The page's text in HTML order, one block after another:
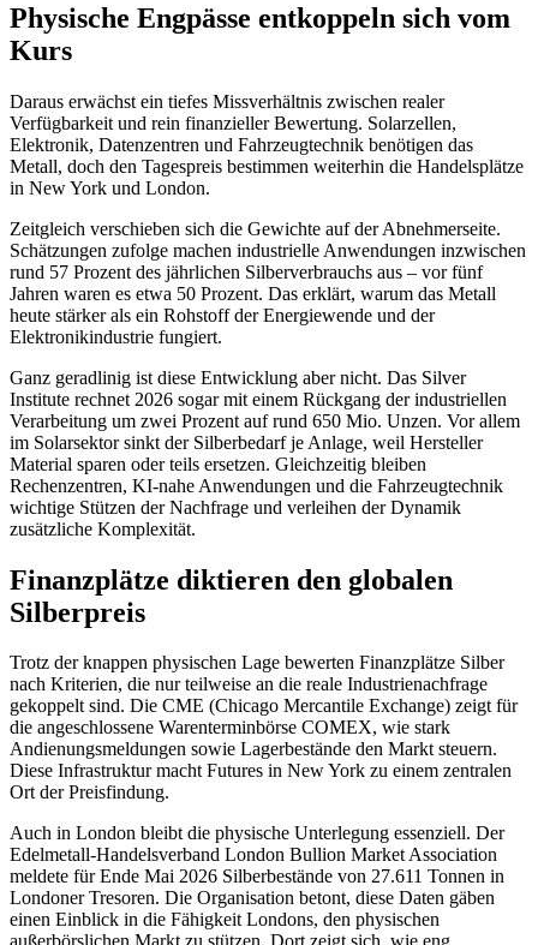
Physische Engpässe entkoppeln sich vom
Kurs
Daraus erwächst ein tiefes Missverhältnis zwischen realer
Verfügbarkeit und rein finanzieller Bewertung. Solarzellen,
Elektronik, Datenzentren und Fahrzeugtechnik benötigen das
Metall, doch den Tagespreis bestimmen weiterhin die Handelsplätze
in New York und London.
Zeitgleich verschieben sich die Gewichte auf der Abnehmerseite.
Schätzungen zufolge machen industrielle Anwendungen inzwischen
rund 57 Prozent des jährlichen Silberverbrauchs aus – vor fünf
Jahren waren es etwa 50 Prozent. Das erklärt, warum das Metall
heute stärker als ein Rohstoff der Energiewende und der
Elektronikindustrie fungiert.
Ganz geradlinig ist diese Entwicklung aber nicht. Das Silver
Institute rechnet 2026 sogar mit einem Rückgang der industriellen
Verarbeitung um zwei Prozent auf rund 650 Mio. Unzen. Vor allem
im Solarsektor sinkt der Silberbedarf je Anlage, weil Hersteller
Material sparen oder teils ersetzen. Gleichzeitig bleiben
Rechenzentren, KI-nahe Anwendungen und die Fahrzeugtechnik
wichtige Stützen der Nachfrage und verleihen der Dynamik
zusätzliche Komplexität.
Finanzplätze diktieren den globalen
Silberpreis
Trotz der knappen physischen Lage bewerten Finanzplätze Silber
nach Kriterien, die nur teilweise an die reale Industrienachfrage
gekoppelt sind. Die CME (Chicago Mercantile Exchange) zeigt für
die angeschlossene Warenterminbörse COMEX, wie stark
Andienungsmeldungen sowie Lagerbestände den Markt steuern.
Diese Infrastruktur macht Futures in New York zu einem zentralen
Ort der Preisfindung.
Auch in London bleibt die physische Unterlegung essenziell. Der
Edelmetall-Handelsverband London Bullion Market Association
meldete für Ende Mai 2026 Silberbestände von 27.611 Tonnen in
Londoner Tresoren. Die Organisation betont, diese Daten gäben
einen Einblick in die Fähigkeit Londons, den physischen